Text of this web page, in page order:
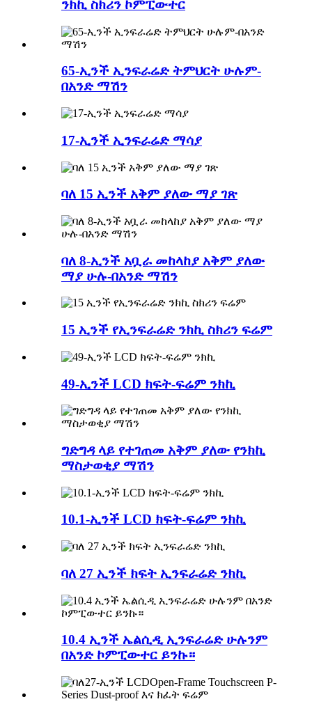
ንክኪ ስክሪን ኮምፒውተር
65-ኢንች ኢንፍራሬድ ትምህርት ሁሉም-
በአንድ ማሽን
17-ኢንች ኢንፍራሬድ ማሳያ
ባለ 15 ኢንች አቅም ያለው ማያ ገጽ
ባለ 8-ኢንች አቧራ መከላከያ አቅም ያለው
ማያ ሁሉ-በአንድ ማሽን
15 ኢንች የኢንፍራሬድ ንክኪ ስክሪን ፍሬም
49-ኢንች LCD ክፍት-ፍሬም ንክኪ
ግድግዳ ላይ የተገጠመ አቅም ያለው የንክኪ
ማስታወቂያ ማሽን
10.1-ኢንች LCD ክፍት-ፍሬም ንክኪ
ባለ 27 ኢንች ክፍት ኢንፍራሬድ ንክኪ
10.4 ኢንች ኤልሲዲ ኢንፍራሬድ ሁሉንም
በአንድ ኮምፒውተር ይንኩ።